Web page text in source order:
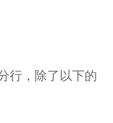
行，除了以下的